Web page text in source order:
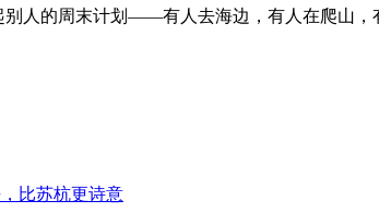
人的周末计划——有人去海边，有人在爬山
比苏杭更诗意